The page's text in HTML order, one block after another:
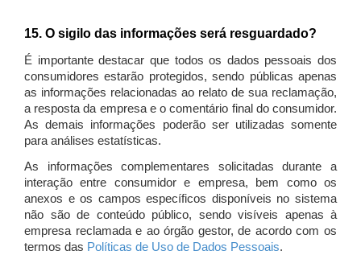
15. O sigilo das informações será resguardado?
É importante destacar que todos os dados pessoais dos
consumidores estarão protegidos, sendo públicas apenas
as informações relacionadas ao relato de sua reclamação,
a resposta da empresa e o comentário final do consumidor.
As demais informações poderão ser utilizadas somente
para análises estatísticas.
As informações complementares solicitadas durante a
interação entre consumidor e empresa, bem como os
anexos e os campos específicos disponíveis no sistema
não são de conteúdo público, sendo visíveis apenas à
empresa reclamada e ao órgão gestor, de acordo com os
termos das Políticas de Uso de Dados Pessoais.